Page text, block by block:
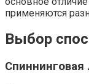
применяются
Выбор
Спиннинговая